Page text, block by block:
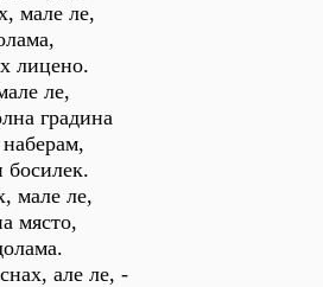
мале ле,
лицено.
ле,
градина
босилек.
мале ле,
място,
але ле, -